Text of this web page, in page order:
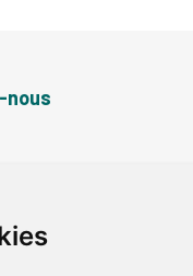
nous
- Click & Collect
Relais